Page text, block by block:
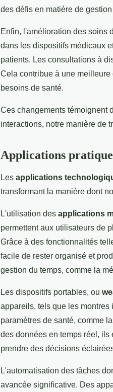
des défis en matière de
Enfin, l'amélioration des soins
dans les dispositifs médicaux
patients. Les consultations à
Cela contribue à une
besoins de santé.
Ces changements témoignent
interactions, notre manière de
Applications
Les applications
transformant la manière dont
L'utilisation des applications
permettent aux utilisateurs de
Grâce à des fonctionnalités
facile de rester organisé et
gestion du temps, comme la
Les dispositifs portables, ou
appareils, tels que les
paramètres de santé, comme
des données en temps réel,
prendre des décisions
L'automatisation des tâches
avancée significative. Des